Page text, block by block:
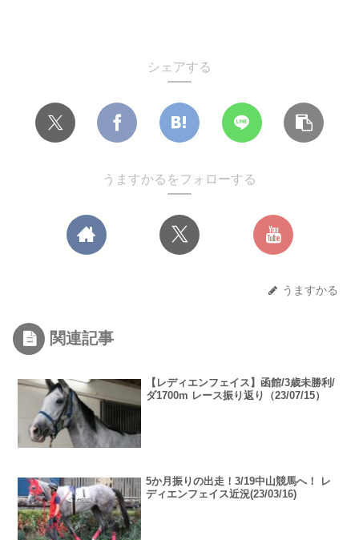
シェアする
うますかるをフォローする
うますかる
関連記事
【レディエンフェイス】函館/3歳未勝利/
ダ1700m レース振り返り（23/07/15）
5か月振りの出走！3/19中山競馬へ！ レ
ディエンフェイス近況(23/03/16)